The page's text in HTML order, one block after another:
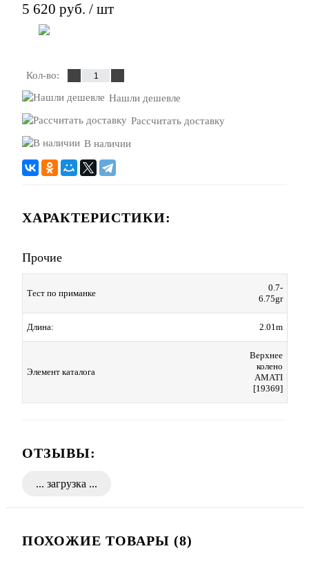
5 620 руб. / шт
Кол-во:
Нашли дешевле
Рассчитать доставку
В наличии
ХАРАКТЕРИСТИКИ:
Прочие
Тест по приманке
0.7-
6.75gr
Длина: 2.01m
Элемент каталога
Верхнее
колено
AMATI
[19369]
ОТЗЫВЫ:
ПОХОЖИЕ ТОВАРЫ (8)